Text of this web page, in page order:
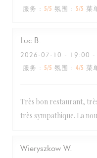
服务 : 5/5 氛围 : 5/5 菜
Luc B
2026-07-10 - 19:00 -
服务 : 5/5 氛围 : 4/5 菜
Très bon restaurant,
très sympathique. La
Wieryszkow W